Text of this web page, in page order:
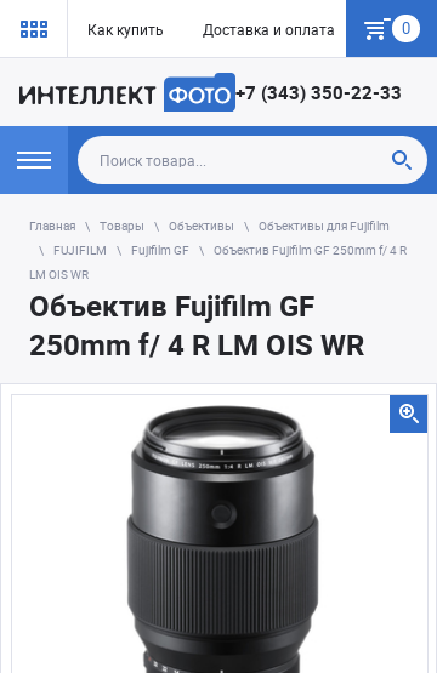
Как купить Доставка и оплата Гарантия
0
+7 (343) 350-22-33
Главная Товары Объективы
Объективы для Fujifilm
FUJIFILM
Fujifilm GF
Объектив Fujifilm GF 250mm f/ 4 R
LM OIS WR
Объектив Fujifilm GF
250mm f/ 4 R LM OIS WR